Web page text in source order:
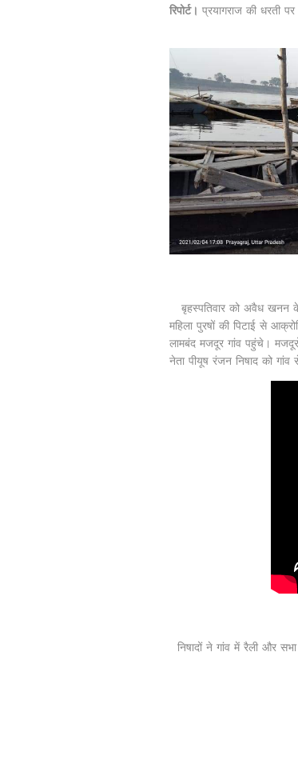
रिपोर्ट। प्रयागराज की धरती
बृहस्पतिवार को अवैध खनन के
महिला पुरषों की पिटाई से
लामबंद मजदूर गांव पहुंचे।
नेता पीयूष रंजन निषाद को गांव
निषादों ने गांव में रैली और